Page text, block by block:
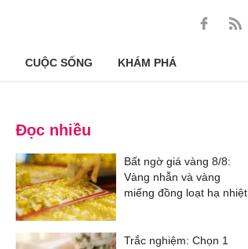
CUỘC SỐNG KHÁM PHÁ
Đọc nhiều
Bất ngờ giá vàng 8/8:
Vàng nhẫn và vàng
miếng đồng loạt hạ nhiệt
Trắc nghiệm: Chọn 1